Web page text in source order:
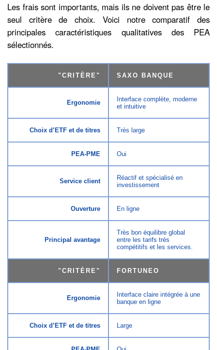
Les frais sont importants, mais ils ne doivent pas être le
seul critère de choix. Voici notre comparatif des
principales caractéristiques qualitatives des PEA
sélectionnés.
"CRITÈRE " SAXO BANQUE
Ergonomie
Interface complète, moderne
et intuitive
Choix d’ETF et de titres Très large
PEA-PME Oui
Service client
Réactif et spécialisé en
investissement
Ouverture En ligne
Principal avantage
Très bon équilibre global
entre les tarifs très
compétitifs et les services.
"CRITÈRE " FORTUNEO
Ergonomie
Interface claire intégrée à une
banque en ligne
Choix d’ETF et de titres Large